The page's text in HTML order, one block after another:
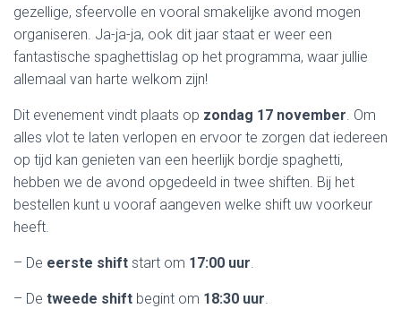
gezellige, sfeervolle en vooral smakelijke avond mogen
organiseren. Ja-ja-ja, ook dit jaar staat er weer een
fantastische spaghettislag op het programma, waar jullie
allemaal van harte welkom zijn!
Dit evenement vindt plaats op zondag 17 november. Om
alles vlot te laten verlopen en ervoor te zorgen dat iedereen
op tijd kan genieten van een heerlijk bordje spaghetti,
hebben we de avond opgedeeld in twee shiften. Bij het
bestellen kunt u vooraf aangeven welke shift uw voorkeur
heeft.
– De eerste shift start om 17:00 uur.
– De tweede shift begint om 18:30 uur.